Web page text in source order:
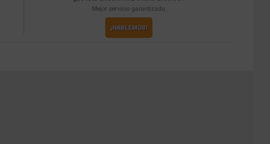
Mejor servicio garantizado
¡HABLEMOS!